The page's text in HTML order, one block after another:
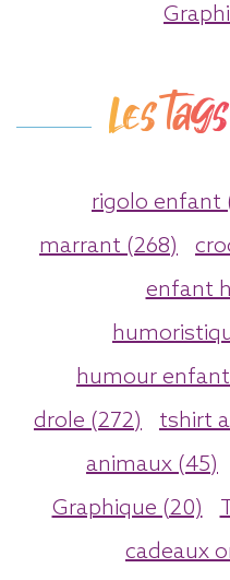
Les
rigolo enfant
marrant (268)
enfant
humour
drole (272)
tshirt
animaux (45)
Graphique (20)
cadeaux